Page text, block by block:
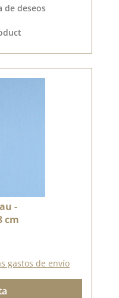
de deseos
-
cm
gastos de envío